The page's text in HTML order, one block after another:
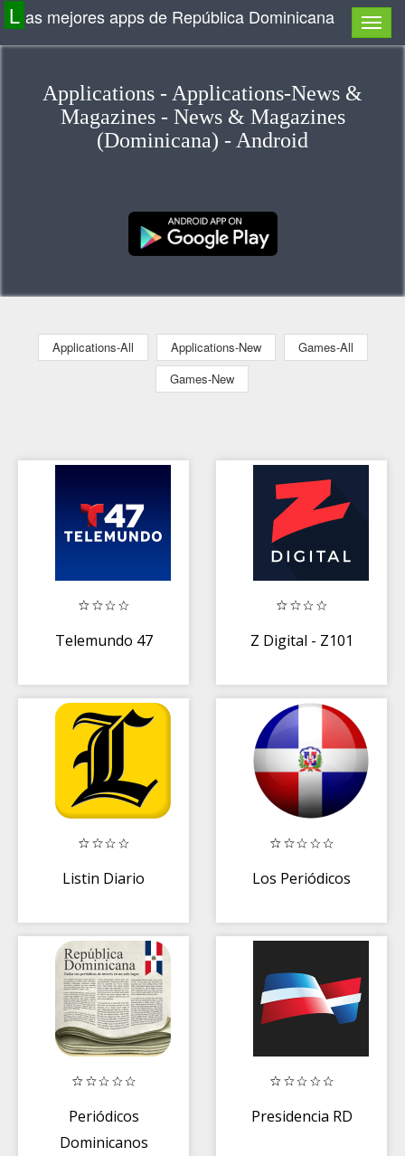
L as mejores apps de República Dominicana
Applications - Applications-News &
Magazines - News & Magazines
(Dominicana) - Android
Applications-All Applications-New
Games-All
Games-New
Telemundo 47 Z Digital - Z101
Listin Diario Los Periódicos
Periódicos
Dominicanos
Presidencia RD